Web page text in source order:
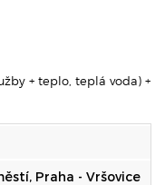
+ teplo, teplá voda) +
Praha - Vršovice